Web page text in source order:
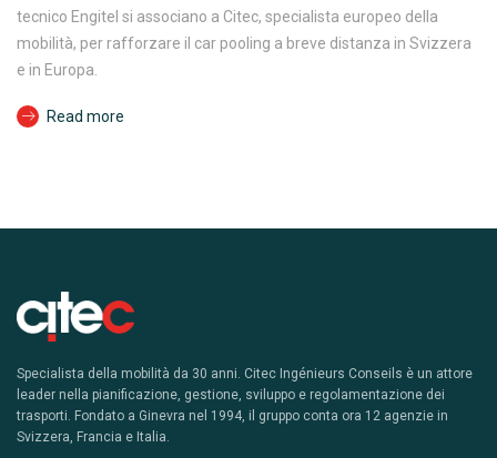
tecnico Engitel si associano a Citec, specialista europeo della
mobilità, per rafforzare il car pooling a breve distanza in Svizzera
e in Europa.
Read more
Specialista della mobilità da 30 anni. Citec Ingénieurs Conseils è un attore
leader nella pianificazione, gestione, sviluppo e regolamentazione dei
trasporti. Fondato a Ginevra nel 1994, il gruppo conta ora 12 agenzie in
Svizzera, Francia e Italia.